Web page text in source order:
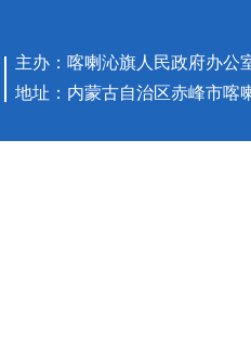
主办：喀喇沁旗人民政府办
地址：内蒙古自治区赤峰市喀